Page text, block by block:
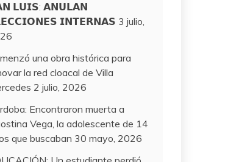
𝗟𝗨𝗜𝗦: 𝗔𝗡𝗨𝗟𝗔𝗡
𝗜𝗡𝗧𝗘𝗥𝗡𝗔𝗦 3 julio,
una obra histórica para
la red cloacal de Villa
2 julio, 2026
Encontraron muerta a
Vega, la adolescente de 14
que buscaban 30 mayo, 2026